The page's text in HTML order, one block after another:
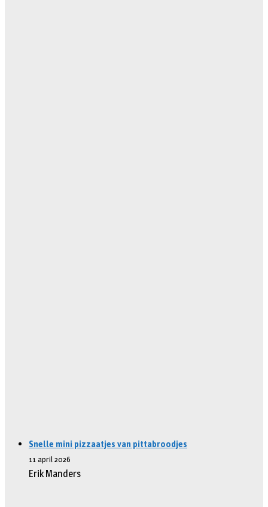
Snelle mini pizzaatjes van pittabroodjes
11 april 2026
Erik Manders